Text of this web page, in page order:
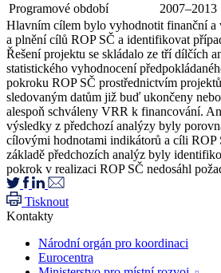
Programové období
2007–2013
Hlavním cílem bylo vyhodnotit finanční a
a plnění cílů ROP SČ a identifikovat
Řešení projektu se skládalo ze tří dílčích
statistického vyhodnocení
pokroku ROP SČ prostřednictvím
sledovaným datům již buď ukončeny
alespoň schváleny VRR k financování.
výsledky z předchozí analýzy byly
cílovými hodnotami indikátorů a cíli ROP
základě předchozích analýz byly
pokrok v realizaci ROP SČ nedosáhl
Tisknout
Kontakty
Národní orgán pro koordinaci
Eurocentra